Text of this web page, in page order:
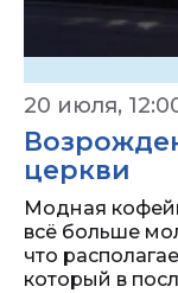
20 июля,
церкви
Модная
всё больше
что
который в